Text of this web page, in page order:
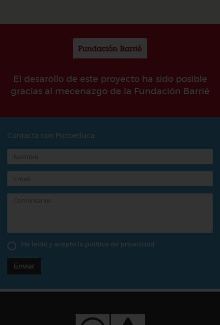
El desarollo de este proyecto ha sido posible
gracias al mecenazgo de la Fundación Barrié
Contacta con Pictoeduca
He leído y acepto la política de privacidad
Enviar